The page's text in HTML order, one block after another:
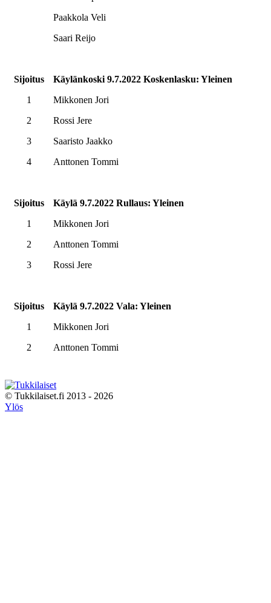
Paakkola Veli
Saari Reijo
Sijoitus
Käylänkoski 9.7.2022 Koskenlasku: Yleinen
1
Mikkonen Jori
2
Rossi Jere
3
Saaristo Jaakko
4
Anttonen Tommi
Sijoitus
Käylä 9.7.2022 Rullaus: Yleinen
1
Mikkonen Jori
2
Anttonen Tommi
3
Rossi Jere
Sijoitus
Käylä 9.7.2022 Vala: Yleinen
1
Mikkonen Jori
2
Anttonen Tommi
© Tukkilaiset.fi 2013 - 2026
Ylös